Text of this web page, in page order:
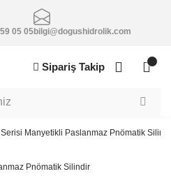
05 05bilgi@dogushidrolik.com
Sipariş Takip
Manyetikli Paslanmaz Pnömatik